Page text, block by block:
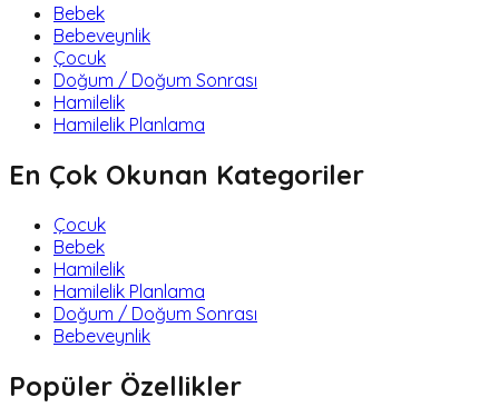
Bebek
Bebeveynlik
Çocuk
Doğum / Doğum Sonrası
Hamilelik
Hamilelik Planlama
En Çok Okunan Kategoriler
Çocuk
Bebek
Hamilelik
Hamilelik Planlama
Doğum / Doğum Sonrası
Bebeveynlik
Popüler Özellikler